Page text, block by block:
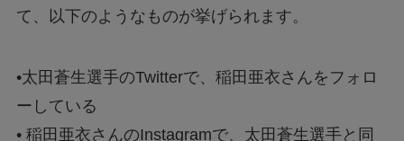
て、以下のようなものが挙げられます。
•太田蒼生選手のTwitterで、稲田亜衣さんをフォロ
ーしている
• 稲田亜衣さんのInstagramで、太田蒼生選手と同